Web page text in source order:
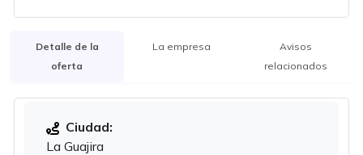
Detalle de la
oferta
La empresa
Avisos
relacionados
Ciudad:
La Guajira